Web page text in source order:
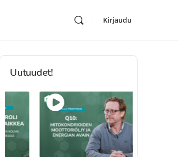
Kirjaudu
Uutuudet!